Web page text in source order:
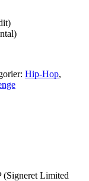
Hip-Hop,
(Signeret Limited